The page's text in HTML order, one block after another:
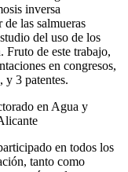
inversa
de las salmueras
del uso de los
Fruto de este trabajo,
en congresos,
y 3 patentes.
en Agua y
en todos los
tanto como